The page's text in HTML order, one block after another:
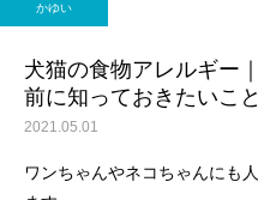
画像診断科
かゆい
犬猫の食物アレルギー
前に知っておきたいこと
2021.05.01
ワンちゃんやネコちゃんにも